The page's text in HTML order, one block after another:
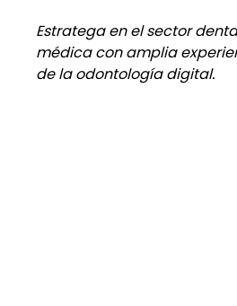
Estratega en el sector
médica con amplia
de la odontología digital.